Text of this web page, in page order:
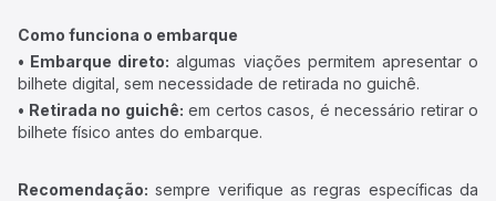
Como funciona o embarque
• Embarque direto: algumas viações permitem apresentar o
bilhete digital, sem necessidade de retirada no guichê.
• Retirada no guichê: em certos casos, é necessário retirar o
bilhete físico antes do embarque.
Recomendação: sempre verifique as regras específicas da